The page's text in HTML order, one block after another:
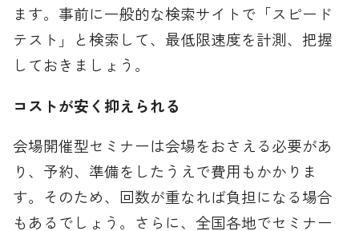
ます。事前に一般的な検索サイトで「スピード
テスト」と検索して、最低限速度を計測、把握
しておきましょう。
コストが安く抑えられる
会場開催型セミナーは会場をおさえる必要があ
り、予約、準備をしたうえで費用もかかりま
す。そのため、回数が重なれば負担になる場合
もあるでしょう。さらに、全国各地でセミナー